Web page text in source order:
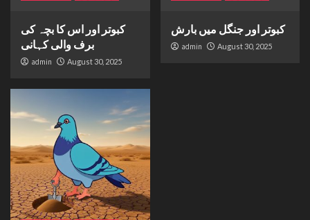
کبوتر اور اس کا بچہ کی
برف والی کہانی
admin August 30, 2025
کبوتر اور جنگل میں بارش
admin August 30, 2025